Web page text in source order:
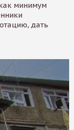
минимум
дать